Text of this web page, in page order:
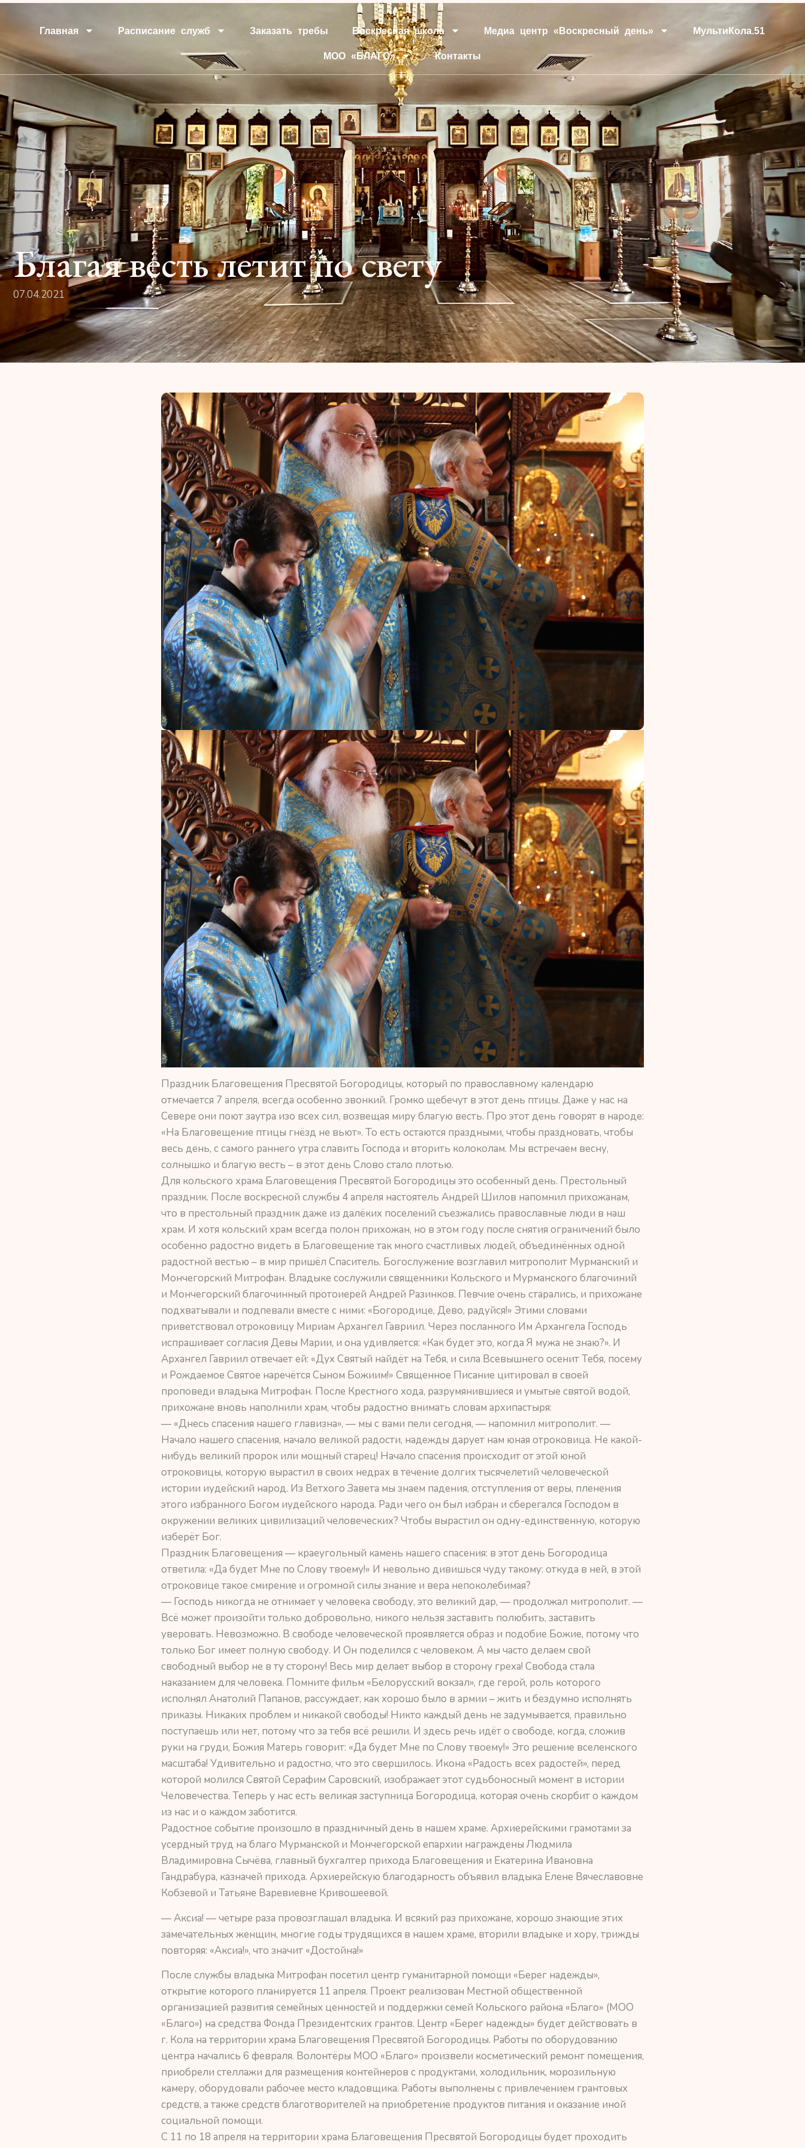
Главная Расписание служб Заказать требы Воскресная школа Медиа центр «Воскресный день» МультиКола.51
МОО «БЛАГО» Контакты
Благая весть летит по свету
07.04.2021
Праздник Благовещения Пресвятой Богородицы, который по православному календарю
отмечается 7 апреля, всегда особенно звонкий. Громко щебечут в этот день птицы. Даже у нас на
Севере они поют заутра изо всех сил, возвещая миру благую весть. Про этот день говорят в народе:
«На Благовещение птицы гнёзд не вьют». То есть остаются праздными, чтобы праздновать, чтобы
весь день, с самого раннего утра славить Господа и вторить колоколам. Мы встречаем весну,
солнышко и благую весть – в этот день Слово стало плотью.
Для кольского храма Благовещения Пресвятой Богородицы это особенный день. Престольный
праздник. После воскресной службы 4 апреля настоятель Андрей Шилов напомнил прихожанам,
что в престольный праздник даже из далёких поселений съезжались православные люди в наш
храм. И хотя кольский храм всегда полон прихожан, но в этом году после снятия ограничений было
особенно радостно видеть в Благовещение так много счастливых людей, объединённых одной
радостной вестью – в мир пришёл Спаситель. Богослужение возглавил митрополит Мурманский и
Мончегорский Митрофан. Владыке сослужили священники Кольского и Мурманского благочиний
и Мончегорский благочинный протоиерей Андрей Разинков. Певчие очень старались, и прихожане
подхватывали и подпевали вместе с ними: «Богородице, Дево, радуйся!» Этими словами
приветствовал отроковицу Мириам Архангел Гавриил. Через посланного Им Архангела Господь
испрашивает согласия Девы Марии, и она удивляется: «Как будет это, когда Я мужа не знаю?». И
Архангел Гавриил отвечает ей: «Дух Святый найдёт на Тебя, и сила Всевышнего осенит Тебя, посему
и Рождаемое Святое наречётся Сыном Божиим!» Священное Писание цитировал в своей
проповеди владыка Митрофан. После Крестного хода, разрумянившиеся и умытые святой водой,
прихожане вновь наполнили храм, чтобы радостно внимать словам архипастыря:
— «Днесь спасения нашего главизна», — мы с вами пели сегодня, — напомнил митрополит. —
Начало нашего спасения, начало великой радости, надежды дарует нам юная отроковица. Не какой-
нибудь великий пророк или мощный старец! Начало спасения происходит от этой юной
отроковицы, которую вырастил в своих недрах в течение долгих тысячелетий человеческой
истории иудейский народ. Из Ветхого Завета мы знаем падения, отступления от веры, пленения
этого избранного Богом иудейского народа. Ради чего он был избран и сберегался Господом в
окружении великих цивилизаций человеческих? Чтобы вырастил он одну-единственную, которую
изберёт Бог.
Праздник Благовещения — краеугольный камень нашего спасения: в этот день Богородица
ответила: «Да будет Мне по Слову твоему!» И невольно дивишься чуду такому: откуда в ней, в этой
отроковице такое смирение и огромной силы знание и вера непоколебимая?
— Господь никогда не отнимает у человека свободу, это великий дар, — продолжал митрополит. —
Всё может произойти только добровольно, никого нельзя заставить полюбить, заставить
уверовать. Невозможно. В свободе человеческой проявляется образ и подобие Божие, потому что
только Бог имеет полную свободу. И Он поделился с человеком. А мы часто делаем свой
свободный выбор не в ту сторону! Весь мир делает выбор в сторону греха! Свобода стала
наказанием для человека. Помните фильм «Белорусский вокзал», где герой, роль которого
исполнял Анатолий Папанов, рассуждает, как хорошо было в армии – жить и бездумно исполнять
приказы. Никаких проблем и никакой свободы! Никто каждый день не задумывается, правильно
поступаешь или нет, потому что за тебя всё решили. И здесь речь идёт о свободе, когда, сложив
руки на груди, Божия Матерь говорит: «Да будет Мне по Слову твоему!» Это решение вселенского
масштаба! Удивительно и радостно, что это свершилось. Икона «Радость всех радостей», перед
которой молился Святой Серафим Саровский, изображает этот судьбоносный момент в истории
Человечества. Теперь у нас есть великая заступница Богородица, которая очень скорбит о каждом
из нас и о каждом заботится.
Радостное событие произошло в праздничный день в нашем храме. Архиерейскими грамотами за
усердный труд на благо Мурманской и Мончегорской епархии награждены Людмила
Владимировна Сычёва, главный бухгалтер прихода Благовещения и Екатерина Ивановна
Гандрабура, казначей прихода. Архиерейскую благодарность объявил владыка Елене Вячеславовне
Кобзевой и Татьяне Варевиевне Кривошеевой.
— Аксиа! — четыре раза провозглашал владыка. И всякий раз прихожане, хорошо знающие этих
замечательных женщин, многие годы трудящихся в нашем храме, вторили владыке и хору, трижды
повторяя: «Аксиа!», что значит «Достойна!»
После службы владыка Митрофан посетил центр гуманитарной помощи «Берег надежды»,
открытие которого планируется 11 апреля. Проект реализован Местной общественной
организацией развития семейных ценностей и поддержки семей Кольского района «Благо» (МОО
«Благо») на средства Фонда Президентских грантов. Центр «Берег надежды» будет действовать в
г. Кола на территории храма Благовещения Пресвятой Богородицы. Работы по оборудованию
центра начались 6 февраля. Волонтёры МОО «Благо» произвели косметический ремонт помещения,
приобрели стеллажи для размещения контейнеров с продуктами, холодильник, морозильную
камеру, оборудовали рабочее место кладовщика. Работы выполнены с привлечением грантовых
средств, а также средств благотворителей на приобретение продуктов питания и оказание иной
социальной помощи.
С 11 по 18 апреля на территории храма Благовещения Пресвятой Богородицы будет проходить